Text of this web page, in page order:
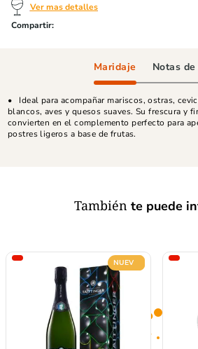
Ver mas detalles
Maridaje Notas
Ideal para acompañar mariscos, ostras,
blancos, aves y quesos suaves. Su frescura y
convierten en el complemento perfecto para
postres ligeros a base de frutas.
También te puede
NUEVO